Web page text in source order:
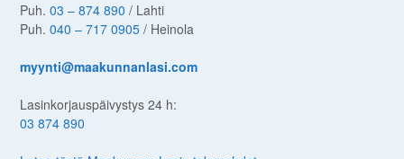
Puh. 03 – 874 890 / Lahti
Puh. 040 – 717 0905 / Heinola
myynti@maakunnanlasi.com
Lasinkorjauspäivystys 24 h:
03 874 890